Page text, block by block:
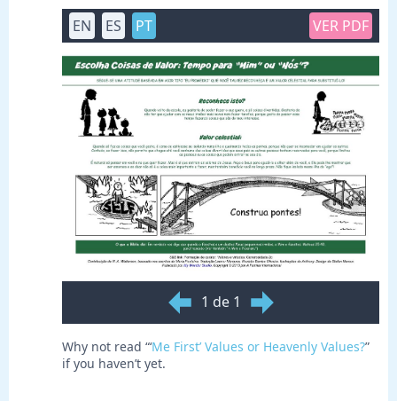
EN ES PT VER PDF
1 de 1
Why not read “‘Me First’ Values or Heavenly Values?”
if you haven’t yet.